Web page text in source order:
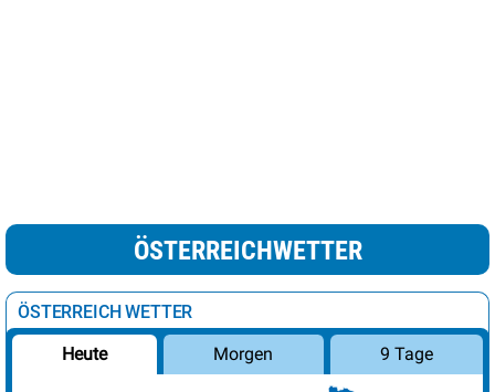
ÖSTERREICHWETTER
ÖSTERREICH WETTER
Heute Morgen 9 Tage